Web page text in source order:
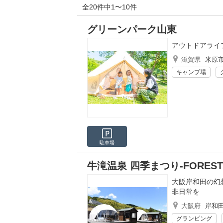
全20件中1〜10件
グリーンパーク山東
アウトドアラ
滋賀県 米原
キャンプ場
駐車場
牛滝温泉 四季まつり-
大阪岸和田の
非日常を
大阪府 岸和
グランピング